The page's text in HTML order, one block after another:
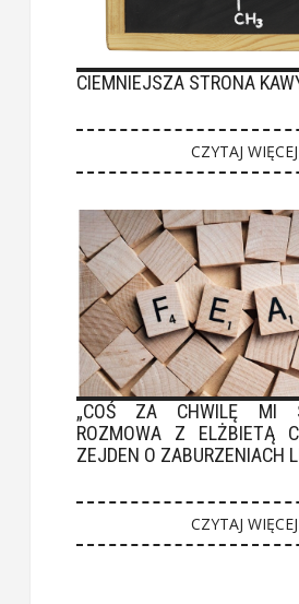
CIEMNIEJSZA STRONA
CZYTAJ WIĘCEJ
„COŚ ZA CHWILĘ MI
ROZMOWA Z ELŻBIETĄ
ZEJDEN O ZABURZENIACH
CZYTAJ WIĘCEJ